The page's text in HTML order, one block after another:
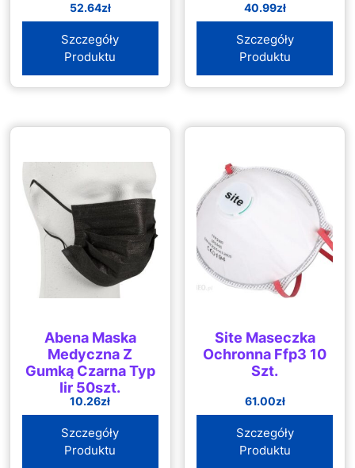
52.64zł
Szczegóły
Produktu
40.99zł
Szczegóły
Produktu
Abena Maska
Medyczna Z
Gumką Czarna Typ
Iir 50szt.
10.26zł
Szczegóły
Produktu
Site Maseczka
Ochronna Ffp3 10
Szt.
61.00zł
Szczegóły
Produktu